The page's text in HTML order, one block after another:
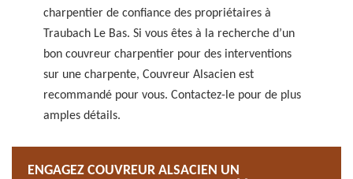
charpentier de confiance des propriétaires à
Traubach Le Bas. Si vous êtes à la recherche d’un
bon couvreur charpentier pour des interventions
sur une charpente, Couvreur Alsacien est
recommandé pour vous. Contactez-le pour de plus
amples détails.
ENGAGEZ COUVREUR ALSACIEN UN